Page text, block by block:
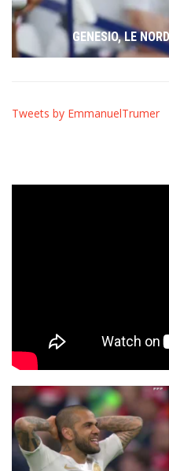
GENESIO, LE
Tweets by EmmanuelTrumer